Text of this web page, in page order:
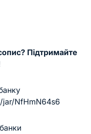
Підтримайте
jar/NfHmN64s6